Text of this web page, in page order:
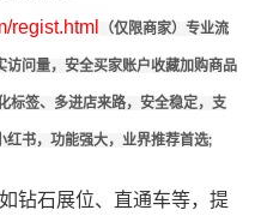
regist.html （仅限商家）专业流
问量，安全买家账户收藏加购商品
标签、多进店来路，安全稳定，支
红书，功能强大，业界推荐首选;
钻石展位、直通车等，提